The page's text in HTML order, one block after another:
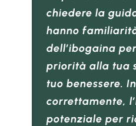
chiedere la
hanno
dell’ibogaina
priorità alla tua
tuo benessere.
correttamente,
potenziale per